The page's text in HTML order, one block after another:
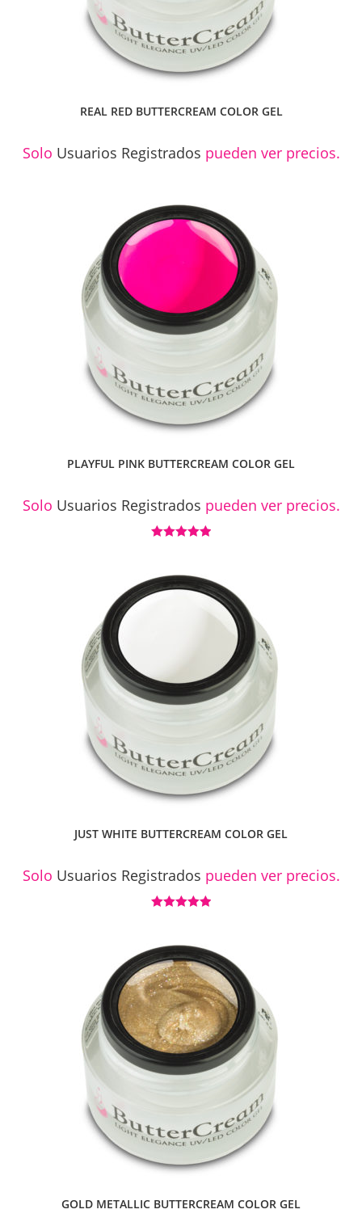
REAL RED BUTTERCREAM COLOR GEL
Solo Usuarios Registrados pueden ver precios.
PLAYFUL PINK BUTTERCREAM COLOR GEL
Solo Usuarios Registrados pueden ver precios.
JUST WHITE BUTTERCREAM COLOR GEL
Solo Usuarios Registrados pueden ver precios.
GOLD METALLIC BUTTERCREAM COLOR GEL